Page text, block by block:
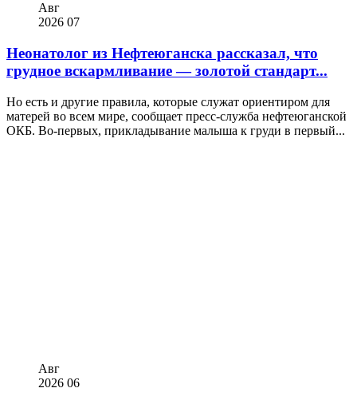
Авг
2026 07
Неонатолог из Нефтеюганска рассказал, что
грудное вскармливание — золотой стандарт...
Но есть и другие правила, которые служат ориентиром для
матерей во всем мире, сообщает пресс-служба нефтеюганской
ОКБ. Во-первых, прикладывание малыша к груди в первый...
Авг
2026 06